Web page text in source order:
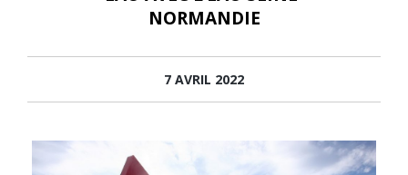
NORMANDIE
7 AVRIL 2022